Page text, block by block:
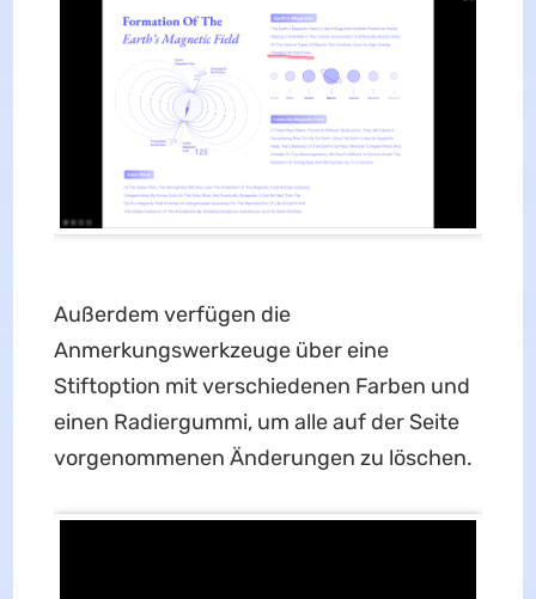
Außerdem verfügen die
Anmerkungswerkzeuge über eine
Stiftoption mit verschiedenen Farben und
einen Radiergummi, um alle auf der Seite
vorgenommenen Änderungen zu löschen.